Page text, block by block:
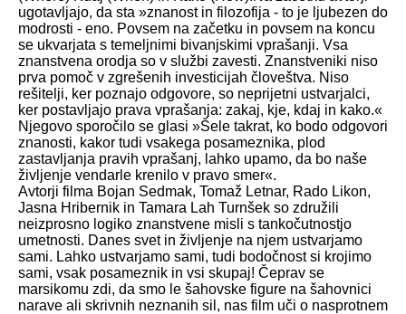
ugotavljajo, da sta »znanost in filozofija - to je ljubezen do
modrosti - eno. Povsem na začetku in povsem na koncu
se ukvarjata s temeljnimi bivanjskimi vprašanji. Vsa
znanstvena orodja so v službi zavesti. Znanstveniki niso
prva pomoč v zgrešenih investicijah človeštva. Niso
rešitelji, ker poznajo odgovore, so neprijetni ustvarjalci,
ker postavljajo prava vprašanja: zakaj, kje, kdaj in kako.«
Njegovo sporočilo se glasi »Šele takrat, ko bodo odgovori
znanosti, kakor tudi vsakega posameznika, plod
zastavljanja pravih vprašanj, lahko upamo, da bo naše
življenje vendarle krenilo v pravo smer«.
Avtorji filma Bojan Sedmak, Tomaž Letnar, Rado Likon,
Jasna Hribernik in Tamara Lah Turnšek so združili
neizprosno logiko znanstvene misli s tankočutnostjo
umetnosti. Danes svet in življenje na njem ustvarjamo
sami. Lahko ustvarjamo sami, tudi bodočnost si krojimo
sami, vsak posameznik in vsi skupaj! Čeprav se
marsikomu zdi, da smo le šahovske figure na šahovnici
narave ali skrivnih neznanih sil, nas film uči o nasprotnem